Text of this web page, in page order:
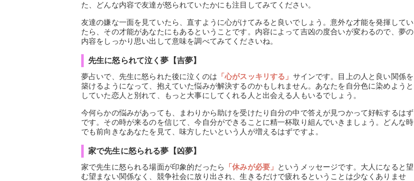
た、どんな内容で友達が怒られていたかにも注目してみてください。
友達の嫌な一面を見ていたら、直すように心がけてみると良いでしょう。意外な才能を発揮してい
たら、その才能があなたにもあるということです。内容によって吉凶の度合いが変わるので、夢の
内容をしっかり思い出して意味を調べてみてくださいね。
先生に怒られて泣く夢【吉夢】
夢占いで、先生に怒られた後に泣くのは 「心がスッキリする」 サインです。目上の人と良い関係を
築けるようになって、抱えていた悩みが解決するのかもしれません。あなたを自分色に染めようと
していた恋人と別れて、もっと大事にしてくれる人と出会える人もいるでしょう。
今何らかの悩みがあっても、まわりから助けを受けたり自分の中で答えが見つかって好転するはず
です。その時が来るのを信じて、今自分ができることに精一杯取り組んでいきましょう。どんな時
でも前向きなあなたを見て、味方したいという人が増えるはずですよ。
家で先生に怒られる夢【凶夢】
家で先生に怒られる場面が印象的だったら
「休みが必要」 というメッセージです。大人になると望
む望まない関係なく、競争社会に放り出され、生きるだけで疲れるということは少なくありませ